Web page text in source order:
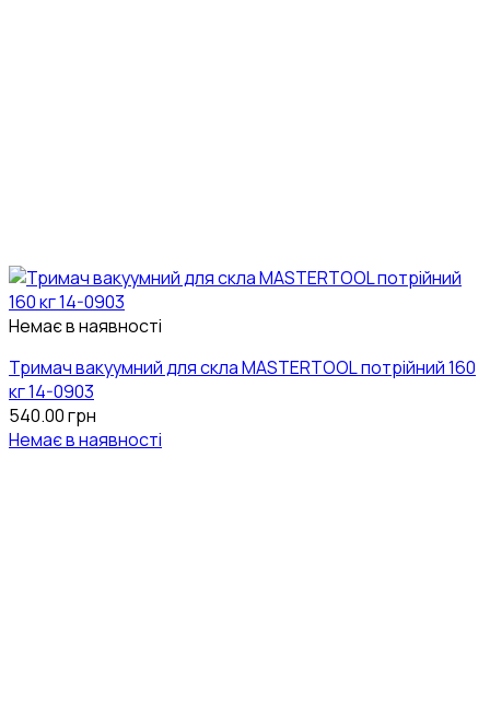
Немає в наявності
Тримач вакуумний для скла MASTERTOOL потрійний 160
кг 14-0903
540.00грн
Немає в наявності